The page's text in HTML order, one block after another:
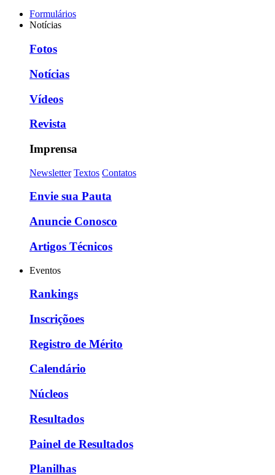
Formulários
Notícias
Fotos
Notícias
Vídeos
Revista
Imprensa
Newsletter Textos Contatos
Envie sua Pauta
Anuncie Conosco
Artigos Técnicos
Eventos
Rankings
Inscriçõoes
Registro de Mérito
Calendário
Núcleos
Resultados
Painel de Resultados
Planilhas